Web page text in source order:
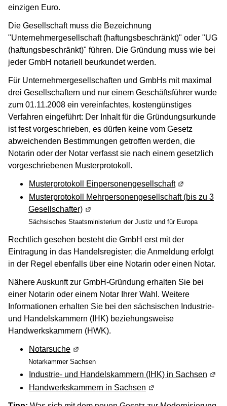
einzigen Euro.
Die Gesellschaft muss die Bezeichnung
"Unternehmergesellschaft (haftungsbeschränkt)" oder "UG
(haftungsbeschränkt)" führen. Die Gründung muss wie bei
jeder GmbH notariell beurkundet werden.
Für Unternehmergesellschaften und GmbHs mit maximal
drei Gesellschaftern und nur einem Geschäftsführer wurde
zum 01.11.2008 ein vereinfachtes, kostengünstiges
Verfahren eingeführt: Der Inhalt für die Gründungsurkunde
ist fest vorgeschrieben, es dürfen keine vom Gesetz
abweichenden Bestimmungen getroffen werden, die
Notarin oder der Notar verfasst sie nach einem gesetzlich
vorgeschriebenen Musterprotokoll.
Musterprotokoll Einpersonengesellschaft(Wird in
Musterprotokoll Mehrpersonengesellschaft (bis zu 3
Gesellschafter) (Wird in einem neuen Fenster geöffnet)
Sächsisches Staatsministerium der Justiz und für Europa
Rechtlich gesehen besteht die GmbH erst mit der
Eintragung in das Handelsregister; die Anmeldung erfolgt
in der Regel ebenfalls über eine Notarin oder einen Notar.
Nähere Auskunft zur GmbH-Gründung erhalten Sie bei
einer Notarin oder einem Notar Ihrer Wahl. Weitere
Informationen erhalten Sie bei den sächsischen Industrie-
und Handelskammern (IHK) beziehungsweise
Handwerkskammern (HWK).
Notarsuche (Wird in einem neuen Fenster geöffnet)
Notarkammer Sachsen
Industrie- und Handelskammern (IHK) in Sachsen
Handwerkskammern in Sachsen (Wird in einem